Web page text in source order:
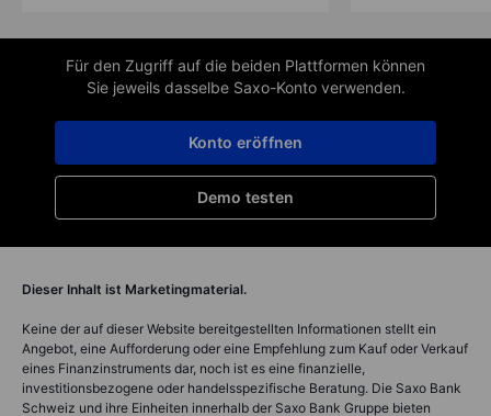
Für den Zugriff auf die beiden Plattformen können
Sie jeweils dasselbe Saxo-Konto verwenden.
Demo testen
Konto eröffnen
Dieser Inhalt ist Marketingmaterial.
Keine der auf dieser Website bereitgestellten Informationen stellt ein
Angebot, eine Aufforderung oder eine Empfehlung zum Kauf oder Verkauf
eines Finanzinstruments dar, noch ist es eine finanzielle,
investitionsbezogene oder handelsspezifische Beratung. Die Saxo Bank
Schweiz und ihre Einheiten innerhalb der Saxo Bank Gruppe bieten